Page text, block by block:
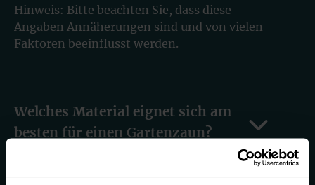
Hinweis: Bitte beachten Sie, dass diese
Angaben Annäherungen sind und von vielen
Faktoren beeinflusst werden.
Welches Material eignet sich am
besten für einen Gartenzaun?